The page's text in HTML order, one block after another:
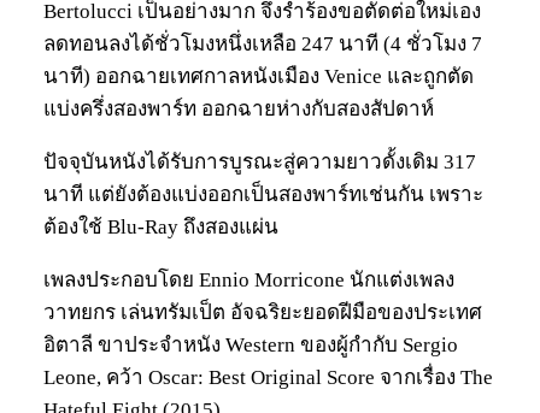
Bertolucci เป็นอย่างมาก จึงร่ำร้องขอตัดต่อใหม่เอง
ลดทอนลงได้ชั่วโมงหนึ่งเหลือ 247 นาที (4 ชั่วโมง 7
นาที) ออกฉายเทศกาลหนังเมือง Venice และถูกตัด
แบ่งครึ่งสองพาร์ท ออกฉายห่างกับสองสัปดาห์
ปัจจุบันหนังได้รับการบูรณะสู่ความยาวดั้งเดิม 317
นาที แต่ยังต้องแบ่งออกเป็นสองพาร์ทเช่นกัน เพราะ
ต้องใช้ Blu-Ray ถึงสองแผ่น
เพลงประกอบโดย Ennio Morricone นักแต่งเพลง
วาทยกร เล่นทรัมเป็ต อัจฉริยะยอดฝีมือของประเทศ
อิตาลี ขาประจำหนัง Western ของผู้กำกับ Sergio
Leone, คว้า Oscar: Best Original Score จากเรื่อง The